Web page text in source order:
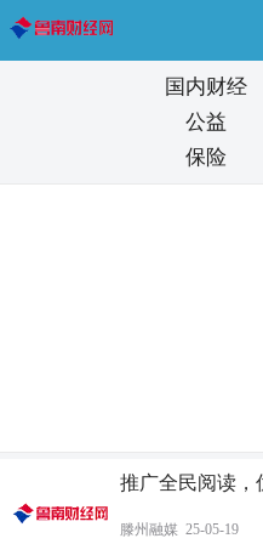
国内财经
公益
保险
推广全民阅读，
滕州融媒 25-05-19